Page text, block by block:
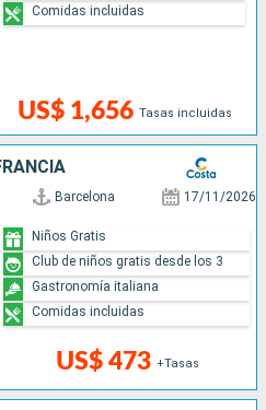
US$ 1,656 Tasas incluidas
Comidas incluidas
Barcelona 17/11/2026
US$ 473 +Tasas
Niños Gratis
Club de niños gratis desde los 3
Gastronomía italiana
Comidas incluidas